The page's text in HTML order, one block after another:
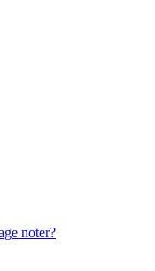
noter?